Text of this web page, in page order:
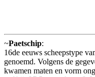
~Paetschip:
16de eeuws scheepstype
genoemd. Volgens de
kwamen maten en vorm